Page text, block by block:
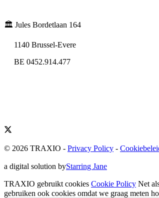
🏛️ Jules Bordetlaan 164
1140 Brussel-Evere
BE 0452.914.477
© 2026 TRAXIO - Privacy Policy -
a digital solution byStarring Jane
TRAXIO gebruikt cookies Cookie Policy Net
gebruiken ook cookies omdat we graag meten